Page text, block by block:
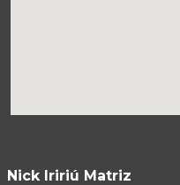
Nick Iririú Matriz